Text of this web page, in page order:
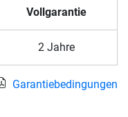
Vollgarantie
2 Jahre
Garantiebedingungen